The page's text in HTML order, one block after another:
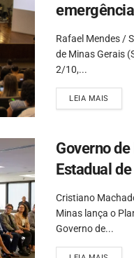
Rafael Mendes /
de Minas Gerais
2/10,...
LEIA MAIS
Governo
Estadual
Cristiano
Minas lança o
Governo de...